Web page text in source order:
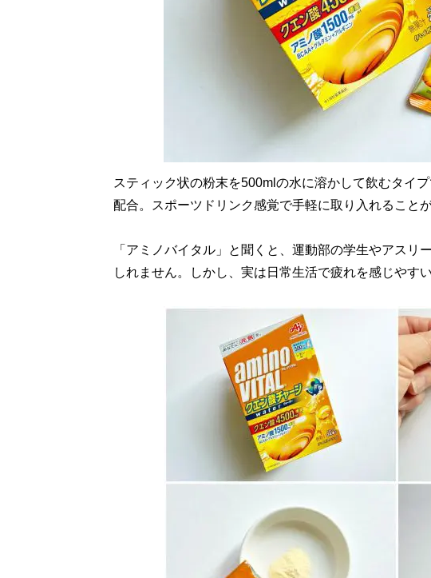
スティック状の粉末を500mlの水に溶かして飲むタイ
配合。スポーツドリンク感覚で手軽に取り入れることが
「アミノバイタル」と聞くと、運動部の学生やアスリ
しれません。しかし、実は日常生活で疲れを感じやす